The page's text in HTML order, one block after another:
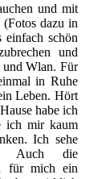
und mit
dazu in
einfach schön
und
und Wlan. Für
in Ruhe
Leben. Hört
habe ich
ich mir kaum
Ich sehe
Auch die
für mich ein